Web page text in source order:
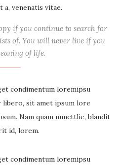
venenatis vitae.
if you continue to search for
of. You will never live if you
of life.
condimentum loremipsu
libero, sit amet ipsum lore
Nam quam nuncttlie, blandit
id, lorem.
condimentum loremipsu